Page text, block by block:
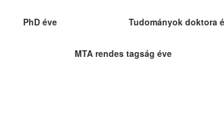
PhD éve Tudományok doktora
MTA rendes tagság éve